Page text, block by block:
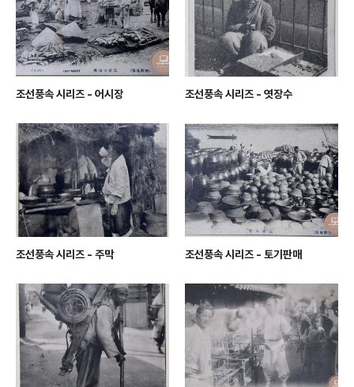
조선풍속 시리즈 - 어시장 조선풍속 시리즈 - 엿장수
조선풍속 시리즈 - 주막 조선풍속 시리즈 - 토기판매